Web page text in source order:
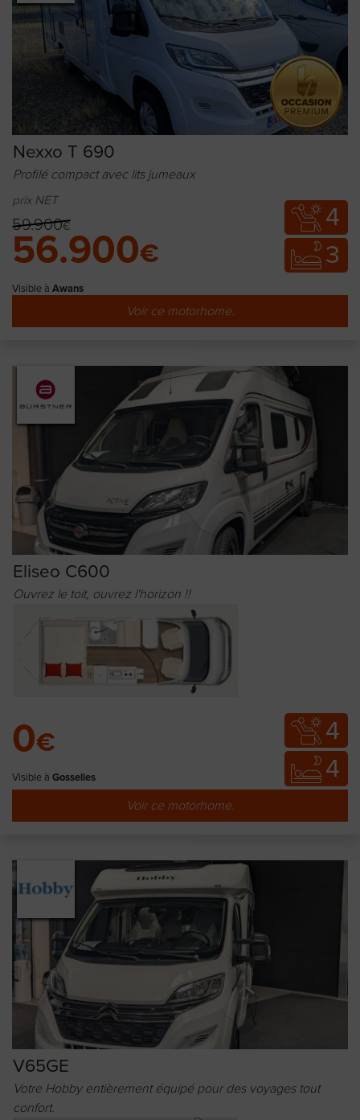
Nexxo T 690
Profilé compact avec lits jumeaux
prix NET
59.900€
56.900€
Visible à Awans
4
3
Voir ce motorhome.
Eliseo C600
Ouvrez le toit, ouvrez l'horizon !!
0€
Visible à Gosselies
4
4
Voir ce motorhome.
V65GE
Votre Hobby entièrement équipé pour des voyages tout
confort.